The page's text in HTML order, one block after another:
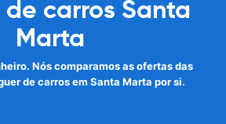
carros Santa
Marta
Nós comparamos as ofertas das
de carros em Santa Marta por si.